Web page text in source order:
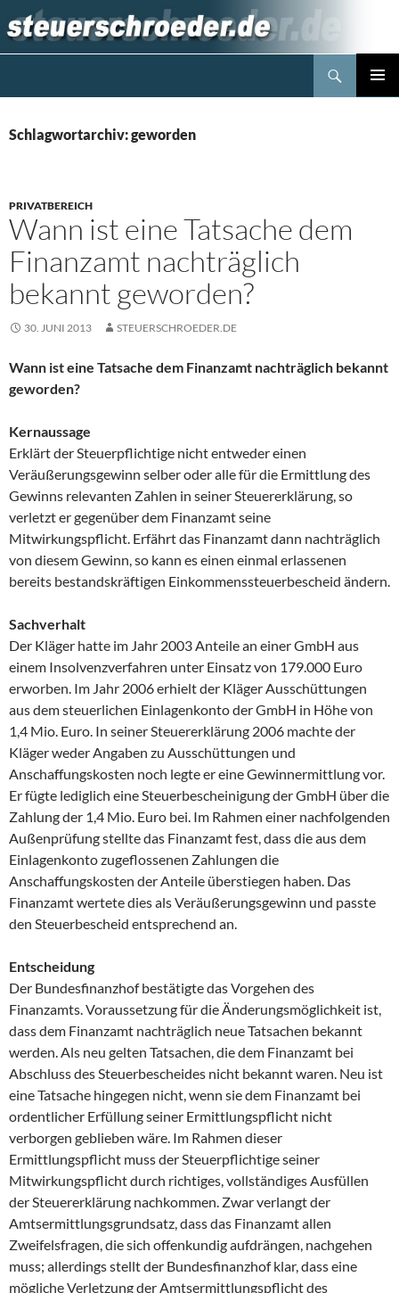
Inhalt
springen
Schlagwortarchiv: geworden
PRIVATBEREICH
Wann ist eine Tatsache dem
Finanzamt nachträglich
bekannt geworden?
30. JUNI 2013 STEUERSCHROEDER.DE
Wann ist eine Tatsache dem Finanzamt nachträglich bekannt
geworden?
Kernaussage
Erklärt der Steuerpflichtige nicht entweder einen
Veräußerungsgewinn selber oder alle für die Ermittlung des
Gewinns relevanten Zahlen in seiner Steuererklärung, so
verletzt er gegenüber dem Finanzamt seine
Mitwirkungspflicht. Erfährt das Finanzamt dann nachträglich
von diesem Gewinn, so kann es einen einmal erlassenen
bereits bestandskräftigen Einkommenssteuerbescheid ändern.
Sachverhalt
Der Kläger hatte im Jahr 2003 Anteile an einer GmbH aus
einem Insolvenzverfahren unter Einsatz von 179.000 Euro
erworben. Im Jahr 2006 erhielt der Kläger Ausschüttungen
aus dem steuerlichen Einlagenkonto der GmbH in Höhe von
1,4 Mio. Euro. In seiner Steuererklärung 2006 machte der
Kläger weder Angaben zu Ausschüttungen und
Anschaffungskosten noch legte er eine Gewinnermittlung vor.
Er fügte lediglich eine Steuerbescheinigung der GmbH über die
Zahlung der 1,4 Mio. Euro bei. Im Rahmen einer nachfolgenden
Außenprüfung stellte das Finanzamt fest, dass die aus dem
Einlagenkonto zugeflossenen Zahlungen die
Anschaffungskosten der Anteile überstiegen haben. Das
Finanzamt wertete dies als Veräußerungsgewinn und passte
den Steuerbescheid entsprechend an.
Entscheidung
Der Bundesfinanzhof bestätigte das Vorgehen des
Finanzamts. Voraussetzung für die Änderungsmöglichkeit ist,
dass dem Finanzamt nachträglich neue Tatsachen bekannt
werden. Als neu gelten Tatsachen, die dem Finanzamt bei
Abschluss des Steuerbescheides nicht bekannt waren. Neu ist
eine Tatsache hingegen nicht, wenn sie dem Finanzamt bei
ordentlicher Erfüllung seiner Ermittlungspflicht nicht
verborgen geblieben wäre. Im Rahmen dieser
Ermittlungspflicht muss der Steuerpflichtige seiner
Mitwirkungspflicht durch richtiges, vollständiges Ausfüllen
der Steuererklärung nachkommen. Zwar verlangt der
Amtsermittlungsgrundsatz, dass das Finanzamt allen
Zweifelsfragen, die sich offenkundig aufdrängen, nachgehen
muss; allerdings stellt der Bundesfinanzhof klar, dass eine
mögliche Verletzung der Amtsermittlungspflicht des